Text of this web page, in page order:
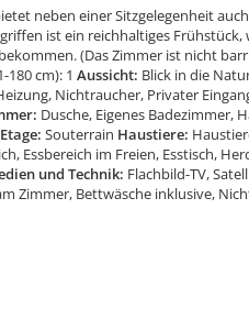
neben einer Sitzgelegenheit
ist ein reichhaltiges Frühstück,
(Das Zimmer ist nicht
180 cm): 1 Aussicht: Blick in die
Nichtraucher, Privater
Dusche, Eigenes Badezimmer,
Souterrain Haustiere:
Essbereich im Freien, Esstisch,
und Technik: Flachbild-TV,
Zimmer, Bettwäsche inklusive,